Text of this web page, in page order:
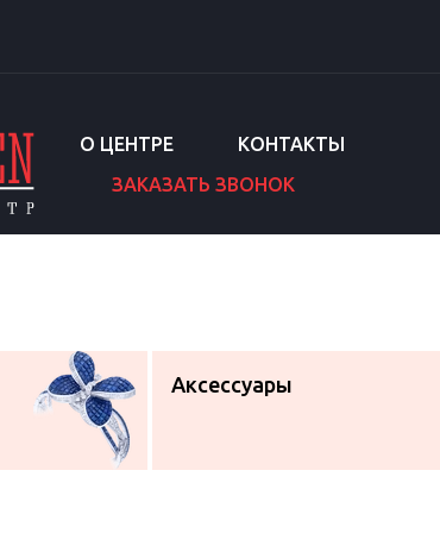
О ЦЕНТРЕ
КОНТАКТЫ
ЗАКАЗАТЬ ЗВОНОК
Аксессуары